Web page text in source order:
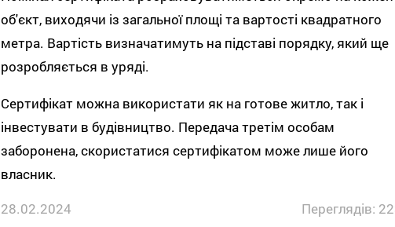
об'єкт, виходячи із загальної площі та вартості квадратного
метра. Вартість визначатимуть на підставі порядку, який ще
розробляється в уряді.
Сертифікат можна використати як на готове житло, так і
інвестувати в будівництво. Передача третім особам
заборонена, скористатися сертифікатом може лише його
власник.
28.02.2024
Переглядів: